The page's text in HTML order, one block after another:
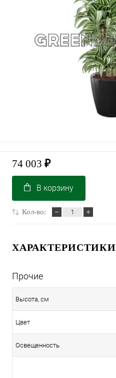
74 003 ₽
В корзину
Кол-во:
ХАРАКТЕРИСТИКИ
Прочие
Высота, см
Цвет
Освещенность